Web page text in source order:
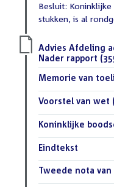
Besluit:
stukken, is al
Download
bestand:
Advies Afdeling
Nader rapport
Download
bestand:
Memorie van
Download
Voorstel van wet
Download
Koninklijke
Download
bestand:
Eindtekst
Download
bestand:
Tweede nota